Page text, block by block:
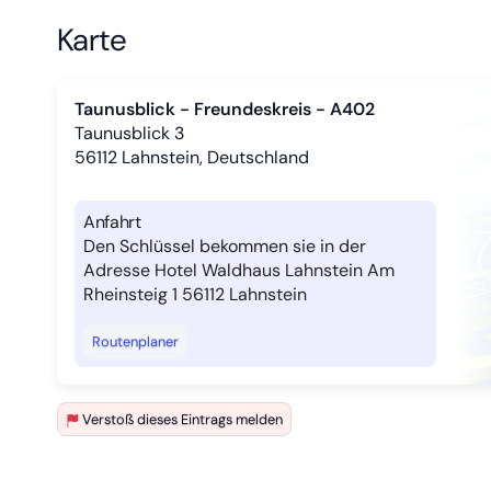
Karte
Taunusblick - Freundeskreis - A402
Taunusblick 3
56112 Lahnstein, Deutschland
Anfahrt
Den Schlüssel bekommen sie in der
Adresse Hotel Waldhaus Lahnstein Am
Rheinsteig 1 56112 Lahnstein
Routenplaner
Verstoß dieses Eintrags melden